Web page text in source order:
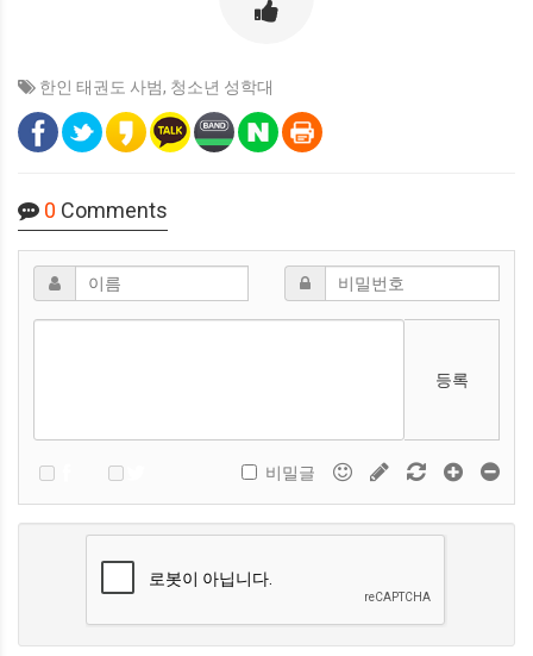
한인 태권도 사범, 청소년 성학대
0 Comments
등록
비밀글